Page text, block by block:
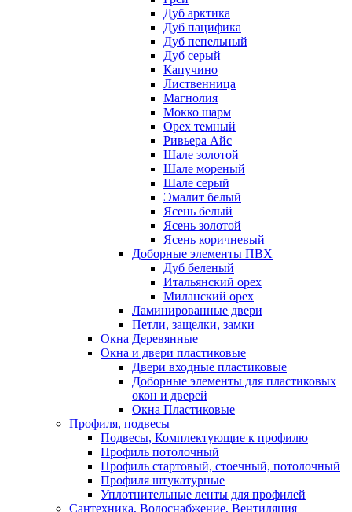
Дуб арктика
Дуб пацифика
Дуб пепельный
Дуб серый
Капучино
Лиственница
Магнолия
Мокко шарм
Орех темный
Ривьера Айс
Шале золотой
Шале мореный
Шале серый
Эмалит белый
Ясень белый
Ясень золотой
Ясень коричневый
Доборные элементы ПВХ
Дуб беленый
Итальянский орех
Миланский орех
Ламинированные двери
Петли, защелки, замки
Окна Деревянные
Окна и двери пластиковые
Двери входные пластиковые
Доборные элементы для пластиковых
окон и дверей
Окна Пластиковые
Профиля, подвесы
Подвесы, Комплектующие к профилю
Профиль потолочный
Профиль стартовый, стоечный, потолочный
Профиля штукатурные
Уплотнительные ленты для профилей
Сантехника, Водоснабжение, Вентиляция